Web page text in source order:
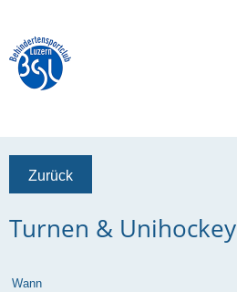
Zurück
Turnen & Unihockey
Wann